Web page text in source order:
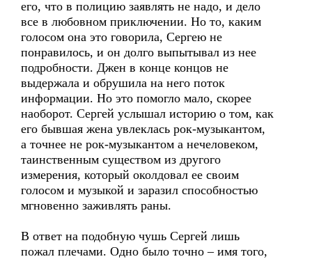
его, что в полицию заявлять не надо, и дело
все в любовном приключении. Но то, каким
голосом она это говорила, Сергею не
понравилось, и он долго выпытывал из нее
подробности. Джен в конце концов не
выдержала и обрушила на него поток
информации. Но это помогло мало, скорее
наоборот. Сергей услышал историю о том, как
его бывшая жена увлеклась рок-музыкантом,
а точнее не рок-музыкантом а нечеловеком,
таинственным существом из другого
измерения, который околдовал ее своим
голосом и музыкой и заразил способностью
мгновенно заживлять раны.
В ответ на подобную чушь Сергей лишь
пожал плечами. Одно было точно – имя того,